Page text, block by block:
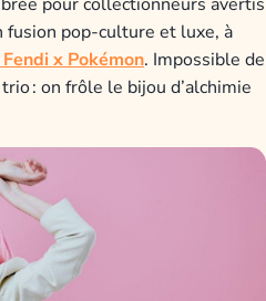
fusion pop-culture et luxe, à
x Pokémon. Impossible de
: on frôle le bijou d’alchimie